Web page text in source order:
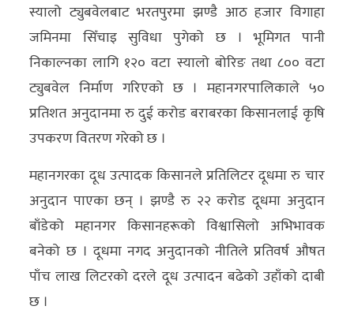
स्यालो ट्युबवेलबाट भरतपुरमा झण्डै आठ हजार विगाहा
जमिनमा सिँचाइ सुविधा पुगेको छ । भूमिगत पानी
निकाल्नका लागि १२० वटा स्यालो बोरिङ तथा ८०० वटा
ट्युबवेल निर्माण गरिएको छ । महानगरपालिकाले ५०
प्रतिशत अनुदानमा रु दुई करोड बराबरका किसानलाई कृषि
उपकरण वितरण गरेको छ ।
महानगरका दूध उत्पादक किसानले प्रतिलिटर दूधमा रु चार
अनुदान पाएका छन् । झण्डै रु २२ करोड दूधमा अनुदान
बाँडेको महानगर किसानहरूको विश्वासिलो अभिभावक
बनेको छ । दूधमा नगद अनुदानको नीतिले प्रतिवर्ष औषत
पाँच लाख लिटरको दरले दूध उत्पादन बढेको उहाँको दाबी
छ ।